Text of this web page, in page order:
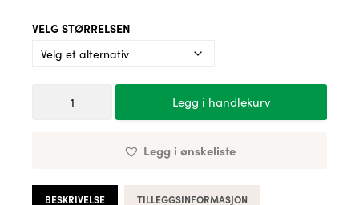
VELG STØRRELSEN
Legg i handlekurv
Legg i ønskeliste
BESKRIVELSE TILLEGGSINFORMASJON